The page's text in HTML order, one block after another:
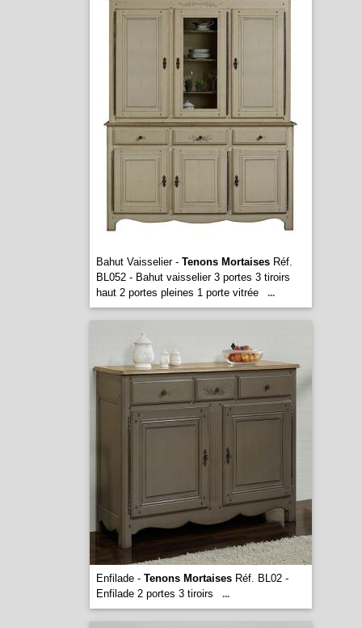
Bahut Vaisselier - Tenons MortaisesRéf.
BL052 - Bahut vaisselier 3 portes 3 tiroirs
haut 2 portes pleines 1 porte vitrée
...
Enfilade - Tenons MortaisesRéf. BL02 -
Enfilade 2 portes 3 tiroirs
...